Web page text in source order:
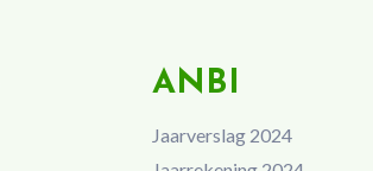
ANBI
Jaarverslag 2024